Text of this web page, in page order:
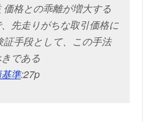
格との乖離が増大する
先走りがちな取引価格に
証手段として、この手法
である
準:27p